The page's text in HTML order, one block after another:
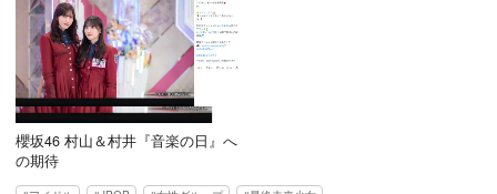
櫻坂46 村山＆村井『音楽の日』へ
の期待